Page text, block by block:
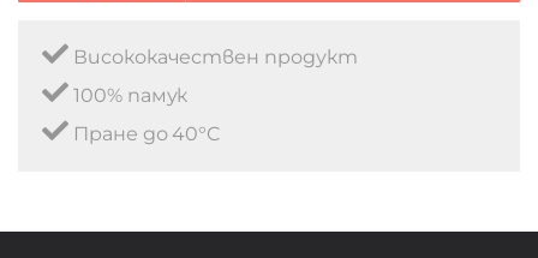
Висококачествен продукт
100% памук
Пране до 40°C